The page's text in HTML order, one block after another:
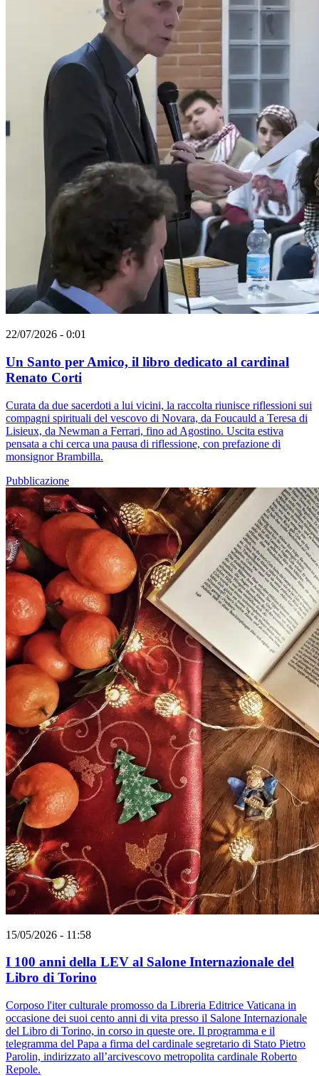
22/07/2026 - 0:01
Un Santo per Amico, il libro dedicato al cardinal
Renato Corti
Curata da due sacerdoti a lui vicini, la raccolta riunisce riflessioni sui
compagni spirituali del vescovo di Novara, da Foucauld a Teresa di
Lisieux, da Newman a Ferrari, fino ad Agostino. Uscita estiva
pensata a chi cerca una pausa di riflessione, con prefazione di
monsignor Brambilla.
Pubblicazione
15/05/2026 - 11:58
I 100 anni della LEV al Salone Internazionale del
Libro di Torino
Corposo l'iter culturale promosso da Libreria Editrice Vaticana in
occasione dei suoi cento anni di vita presso il Salone Internazionale
del Libro di Torino, in corso in queste ore. Il programma e il
telegramma del Papa a firma del cardinale segretario di Stato Pietro
Parolin, indirizzato all’arcivescovo metropolita cardinale Roberto
Repole.